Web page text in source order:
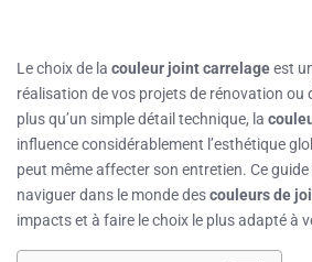
Le choix de la couleur joint carrelageest
réalisation de vos projets de rénovation ou
plus qu’un simple détail technique, la
influence considérablement l’esthétique
peut même affecter son entretien. Ce
naviguer dans le monde descouleurs de
impacts et à faire le choix le plus adapté à